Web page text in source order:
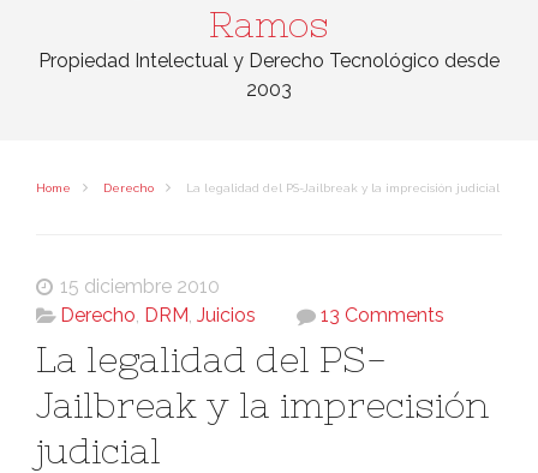
Ramos
Propiedad Intelectual y Derecho Tecnológico desde
2003
Home Derecho La legalidad del PS-Jailbreak y la imprecisión judicial
15 diciembre 2010
Derecho, DRM, Juicios 13 Comments
La legalidad del PS-
Jailbreak y la imprecisión
judicial